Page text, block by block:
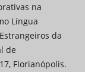
na
Língua
da
de
Florianópolis.